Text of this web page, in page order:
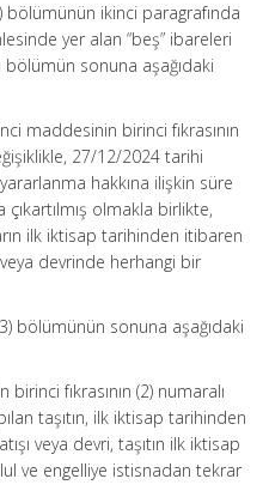
bölümünün ikinci paragrafında
yer alan “beş” ibareleri
bölümün sonuna aşağıdaki
maddesinin birinci fıkrasının
27/12/2024 tarihi
hakkına ilişkin süre
olmakla birlikte,
ilk iktisap tarihinden itibaren
devrinde herhangi bir
bölümünün sonuna aşağıdaki
fıkrasının (2) numaralı
taşıtın, ilk iktisap tarihinden
veya devri, taşıtın ilk iktisap
ve engelliye istisnadan tekrar